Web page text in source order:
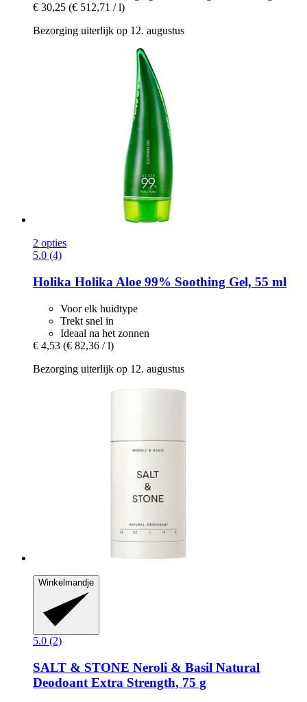
€ 30,25 (€ 512,71 / l)
Bezorging uiterlijk op 12. augustus
2 opties
5.0 (4)
Holika Holika Aloe 99% Soothing Gel, 55 ml
Voor elk huidtype
Trekt snel in
Ideaal na het zonnen
€ 4,53 (€ 82,36 / l)
Bezorging uiterlijk op 12. augustus
Winkelmandje
5.0 (2)
SALT & STONE Neroli & Basil Natural
Deodoant Extra Strength, 75 g